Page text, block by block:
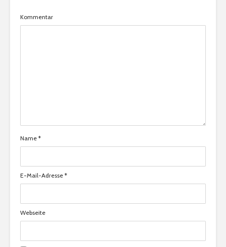
Kommentar
Name *
E-Mail-Adresse *
Webseite